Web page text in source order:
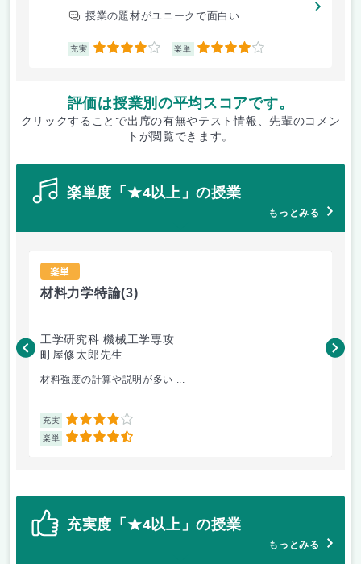
授業の題材がユニークで面白い...
充実 4 楽単 4
評価は授業別の平均スコアです。
クリックすることで出席の有無やテスト情報、先輩のコメン
トが閲覧できます。
楽単度「★4以上」の授業
もっとみる
楽単
材料力学特論(3)
工学研究科 機械工学専攻
町屋修太郎先生
材料強度の計算や説明が多い ...
充実 4
楽単 4.5
竹
充実度「★4以上」の授業
もっとみる